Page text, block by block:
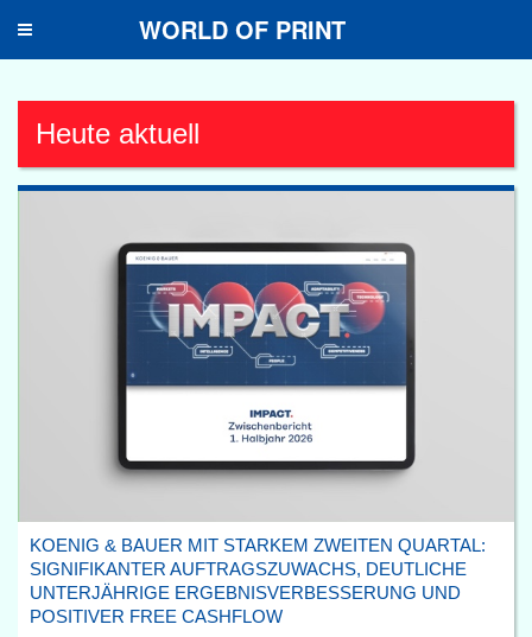
Toggle
WORLD OF PRINT
Heute aktuell
KOENIG & BAUER MIT STARKEM ZWEITEN QUARTAL:
SIGNIFIKANTER AUFTRAGSZUWACHS, DEUTLICHE
UNTERJÄHRIGE ERGEBNISVERBESSERUNG UND
POSITIVER FREE CASHFLOW